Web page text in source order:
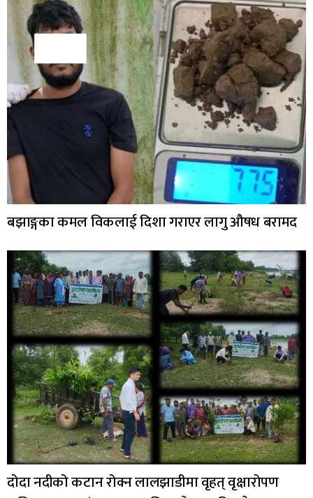
बझाङ्गका कमल विकलाई दिशा गराएर लागु औषध बरामद
दोदा नदीको कटान रोक्न लालझाडीमा वृहत् वृक्षारोपण